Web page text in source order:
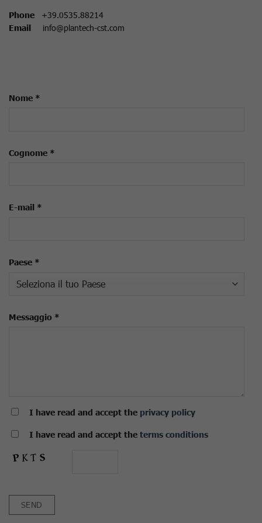
Phone
+39.0535.88214
Email
info@plantech-cst.com
Nome *
Cognome *
E-mail *
Paese *
Messaggio *
I have read and accept the privacy policy
I have read and accept theterms conditions